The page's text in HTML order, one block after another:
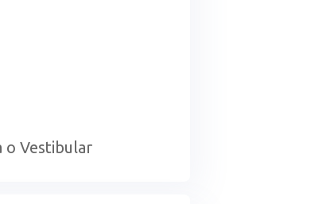
o Vestibular